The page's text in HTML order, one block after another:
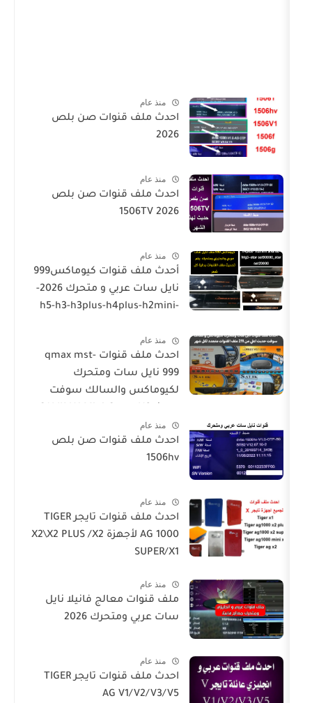
منذ عام
احدث ملف قنوات صن بلص
2026
منذ عام
احدث ملف قنوات صن بلص
1506TV 2026
منذ عام
أحدث ملف قنوات كيوماكس999
نايل سات عربي و متحرك 2026-
h5-h3-h3plus-h4plus-h2mini-
sat20000
منذ عام
احدث ملف قنوات qmax mst-
999 نايل سات ومتحرك
لكيوماكس والسالك سوفت
Mini 2 USB-SALIK H3 Mini-Salik
H2 Plus
منذ عام
احدث ملف قنوات صن بلص
1506hv
منذ عام
احدث ملف قنوات تايجر TIGER
AG 1000 لأجهزة X2\X2 PLUS /X2
SUPER/X1
منذ عام
ملف قنوات معالج فانيلا نايل
سات عربي ومتحرك 2026
منذ عام
احدث ملف قنوات تايجر TIGER
AG V1/V2/V3/V5